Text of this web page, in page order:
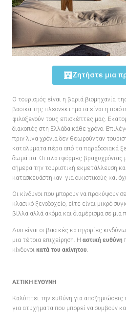
Ζητήστε μια
O τουρισμός είναι η βαριά βιομηχανία
βασικά της πλεονεκτήματα είναι η
φιλοξενούν τους επισκέπτες μας.
διακοπές στη Ελλάδα κάθε χρόνο.
πριν λίγα χρόνια δεν θεωρούνταν
καταλύματα πέρα από τα παραδοσιακά
δωμάτια. Οι πλατφόρμες βραχυχρόνιας
σήμερα την τουριστική εκμετάλλευση
κατασκευάστηκαν για οικιστικούς και
Οι κίνδυνοι που μπορούν να προκύψουν
κλασικό ξενοδοχείο, είτε είναι μικρό
βίλλα αλλά ακόμα και διαμέρισμα σε μια
Δυο είναι οι βασικές κατηγορίες
μια τέτοια επιχείρηση. Η αστική ευθύνη
κίνδυνοι κατά του ακίνητου
ΑΣΤΙΚΗ ΕΥΘΥΝΗ
Καλύπτει την ευθύνη για αποζημιώσεις
για ατυχήματα που μπορεί να συμβούν